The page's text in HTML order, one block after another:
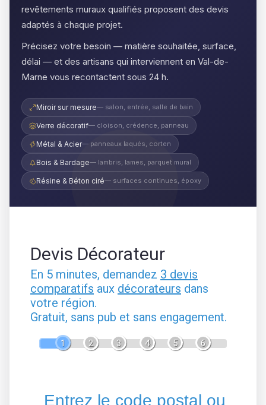
revêtements muraux qualifiés proposent des devis
adaptés à chaque projet.
Précisez votre besoin — matière souhaitée, surface,
délai — et des artisans qui interviennent en Val-de-
Marne vous recontactent sous 24 h.
Miroir sur mesure— salon, entrée, salle de bain
Verre décoratif— cloison, crédence, panneau
Métal & Acier— panneaux laqués, corten
Bois & Bardage— lambris, lames, parquet mural
Résine & Béton ciré— surfaces continues, époxy
Devis Décorateur
En 5 minutes, demandez 3 devis
comparatifs aux décorateurs dans
votre région.
Gratuit, sans pub et sans engagement.
1 2 3 4 5 6
Entrez le code postal ou